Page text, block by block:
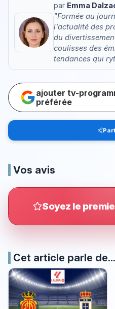
par Emma
"Formée au
l'actualité des
du
coulisses des
tendances qui
ajouter tv-
préférée
Vos avis
Soyez le
Cet article parle de...